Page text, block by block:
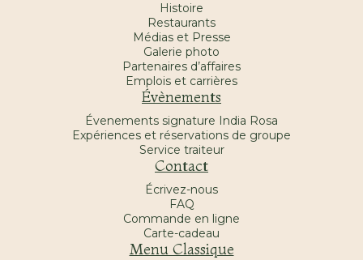
Histoire
Restaurants
Médias et Presse
Galerie photo
Partenaires d’affaires
Emplois et carrières
Évènements
Évenements signature India Rosa
Expériences et réservations de groupe
Service traiteur
Contact
Écrivez-nous
FAQ
Commande en ligne
Carte-cadeau
Menu Classique